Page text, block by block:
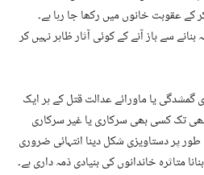
کے عقوبت خانوں میں رکھا جا رہا ہے۔
سے باز آنے کے کوئی آثار ظاہر نہیں کر
گمشدگی یا ماورائے عدالت قتل کے ہر ایک
تک کسی بھی سرکاری یا غیر سرکاری
پر دستاویزی شکل دینا انتہائی ضروری
متاثرہ خاندانوں کی بنیادی ذمہ داری ہے۔